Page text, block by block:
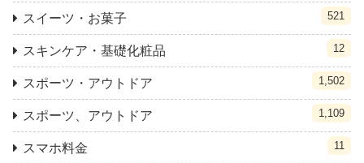
スイーツ・お菓子 521
スキンケア・基礎化粧品 12
スポーツ・アウトドア 1,502
スポーツ、アウトドア 1,109
スマホ料金 11